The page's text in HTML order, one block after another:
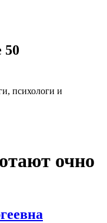
50
психологи и
очно